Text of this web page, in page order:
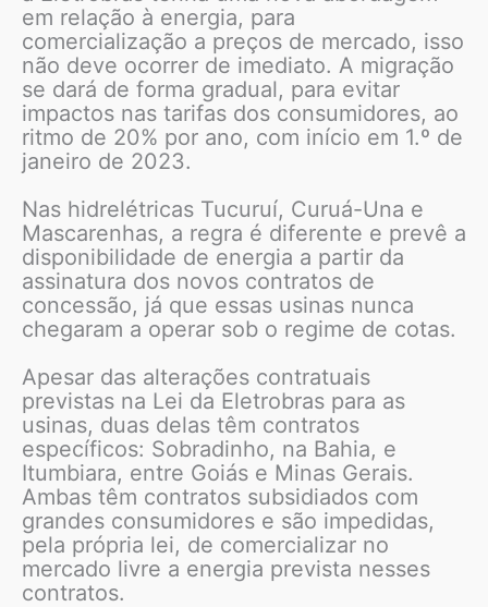
em relação à energia, para
comercialização a preços de mercado, isso
não deve ocorrer de imediato. A migração
se dará de forma gradual, para evitar
impactos nas tarifas dos consumidores, ao
ritmo de 20% por ano, com início em 1.º de
janeiro de 2023.
Nas hidrelétricas Tucuruí, Curuá-Una e
Mascarenhas, a regra é diferente e prevê a
disponibilidade de energia a partir da
assinatura dos novos contratos de
concessão, já que essas usinas nunca
chegaram a operar sob o regime de cotas.
Apesar das alterações contratuais
previstas na Lei da Eletrobras para as
usinas, duas delas têm contratos
específicos: Sobradinho, na Bahia, e
Itumbiara, entre Goiás e Minas Gerais.
Ambas têm contratos subsidiados com
grandes consumidores e são impedidas,
pela própria lei, de comercializar no
mercado livre a energia prevista nesses
contratos.